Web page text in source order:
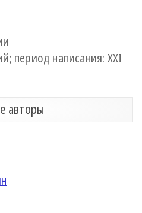
период написания: XXI
авторы